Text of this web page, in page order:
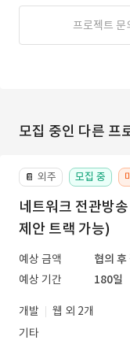
프로젝트 문
모집 중인 다른 프
📔 외주 모집 중
네트워크 전관방
제안 트랙 가능)
예상 금액
협의 후
예상 기간
180일
개발
웹 외 2개
기타